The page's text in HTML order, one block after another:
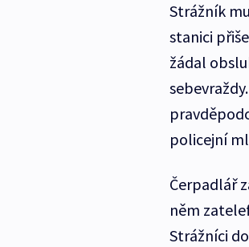
Strážník
stanici
žádal
policejní
Čerpadlář
něm
Strážníci